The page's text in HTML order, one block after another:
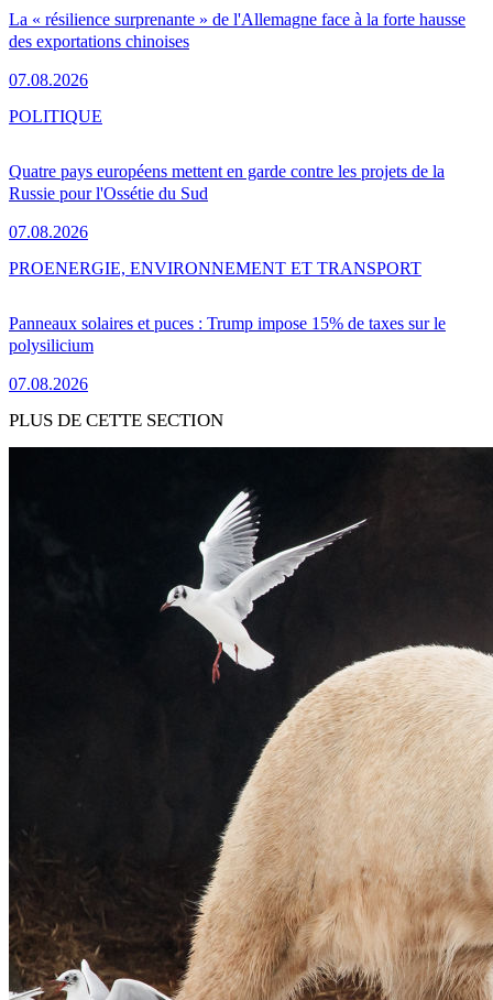
La « résilience surprenante » de l'Allemagne face à la forte hausse
des exportations chinoises
07.08.2026
Quatre pays européens mettent en garde contre les projets de la
Russie pour l'Ossétie du Sud
07.08.2026
POLITIQUE
Panneaux solaires et puces : Trump impose 15% de taxes sur le
polysilicium
07.08.2026
PROENERGIE, ENVIRONNEMENT ET TRANSPORT
PLUS DE CETTE SECTION